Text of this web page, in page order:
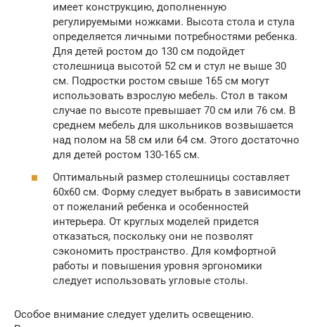
имеет конструкцию, дополненную
регулируемыми ножками. Высота стола и стула
определяется личными потребностями ребенка.
Для детей ростом до 130 см подойдет
столешница высотой 52 см и стул не выше 30
см. Подростки ростом свыше 165 см могут
использовать взрослую мебель. Стол в таком
случае по высоте превышает 70 см или 76 см. В
среднем мебель для школьников возвышается
над полом на 58 см или 64 см. Этого достаточно
для детей ростом 130-165 см.
Оптимальный размер столешницы составляет
60х60 см. Форму следует выбрать в зависимости
от пожеланий ребенка и особенностей
интерьера. От круглых моделей придется
отказаться, поскольку они не позволят
сэкономить пространство. Для комфортной
работы и повышения уровня эргономики
следует использовать угловые столы.
Особое внимание следует уделить освещению.